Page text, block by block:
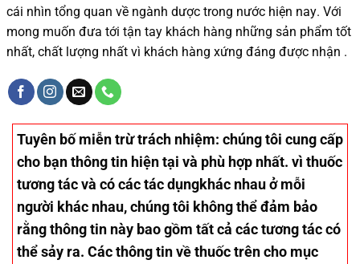
cái nhìn tổng quan về ngành dược trong nước hiện nay. Với
mong muốn đưa tới tận tay khách hàng những sản phẩm tốt
nhất, chất lượng nhất vì khách hàng xứng đáng được nhận .
Tuyên bố miễn trừ trách nhiệm: chúng tôi cung cấp
cho bạn thông tin hiện tại và phù hợp nhất. vì thuốc
tương tác và có các tác dụngkhác nhau ở mỗi
người khác nhau, chúng tôi không thể đảm bảo
rằng thông tin này bao gồm tất cả các tương tác có
thể sảy ra. Các thông tin về thuốc trên cho mục